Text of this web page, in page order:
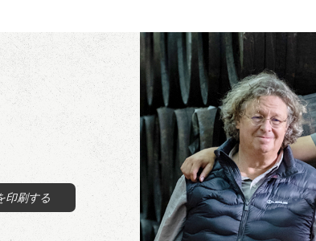
印刷する